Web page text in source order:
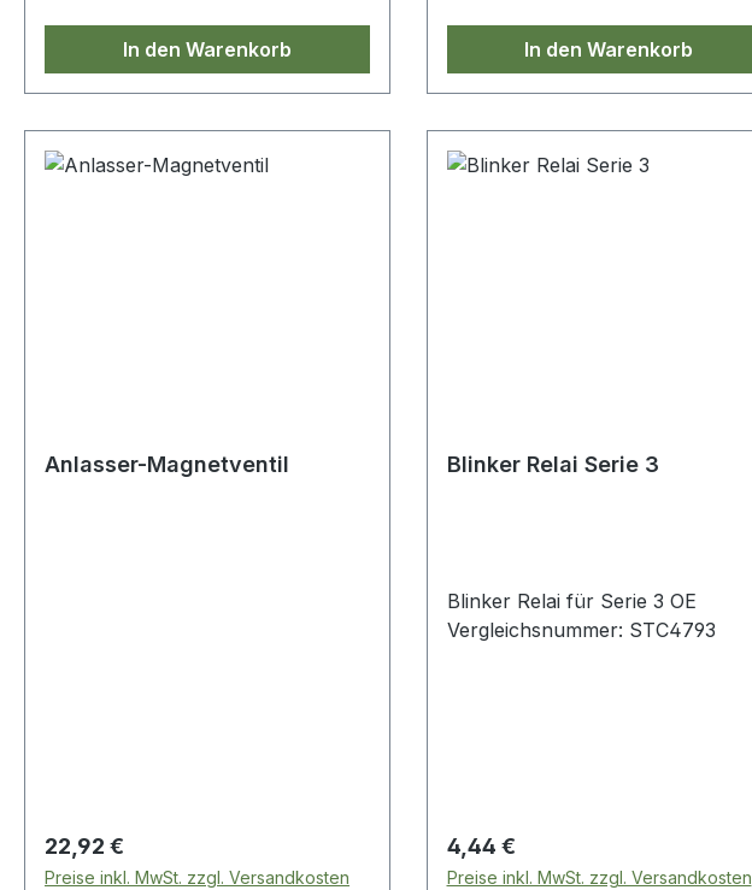
In den Warenkorb In den Warenkorb
Anlasser-Magnetventil
Regulärer Preis:
22,92 €
Preise inkl. MwSt. zzgl. Versandkosten
Blinker Relai Serie 3
Blinker Relai für Serie 3 OE
Vergleichsnummer: STC4793
Regulärer Preis:
4,44 €
Preise inkl. MwSt. zzgl. Versandkosten